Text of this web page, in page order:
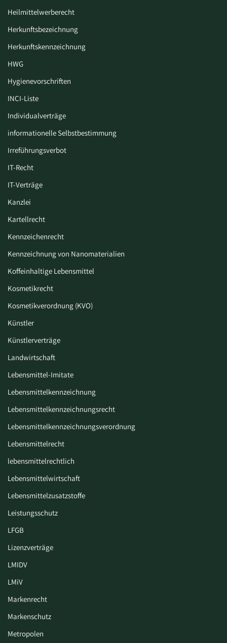
Heilmittelwerberecht
Herkunftsbezeichnung
Herkunftskennzeichnung
HWG
Hygiene­vorschriften
INCI-Liste
Individualverträge
informationelle Selbstbestimmung
Irreführungsverbot
IT-Recht
IT-Verträge
Kanzlei
Kartellrecht
Kennzeichenrecht
Kennzeichnung von Nanomaterialien
Koffeinhaltige Lebensmittel
Kosmetikrecht
Kosmetikverordnung (KVO)
Künstler
Künstlerverträge
Landwirtschaft
Lebensmittel-Imitate
Lebensmittelkennzeichnung
Lebensmittelkennzeichnungsrecht
Lebensmittelkennzeichnungsverordnung
Lebensmittelrecht
lebensmittelrechtlich
Lebensmittelwirtschaft
Lebensmittelzusatzstoffe
Leistungsschutz
LFGB
Lizenzverträge
LMIDV
LMiV
Markenrecht
Markenschutz
Metropolen